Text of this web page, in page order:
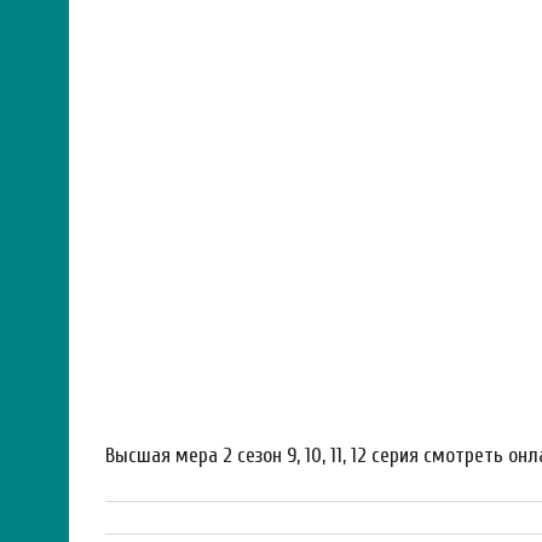
Высшая мера 2 сезон 9, 10, 11, 12 серия смотреть